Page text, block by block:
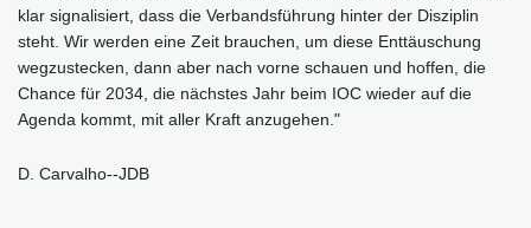
klar signalisiert, dass die Verbandsführung hinter der Disziplin
steht. Wir werden eine Zeit brauchen, um diese Enttäuschung
wegzustecken, dann aber nach vorne schauen und hoffen, die
Chance für 2034, die nächstes Jahr beim IOC wieder auf die
Agenda kommt, mit aller Kraft anzugehen."
D. Carvalho--JDB